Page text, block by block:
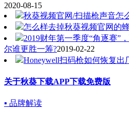
2020-08-15
秋葵视频官网/扫描枪声音怎么
怎么样去掉秋葵视频官网的蜂鸣
2019财年第一季度“角逐赛”，西
尔谁更胜一筹?2019-02-22
Honeywell扫码枪如何恢复出厂
关于秋葵下载APP下载免费版
▪ 品牌解读